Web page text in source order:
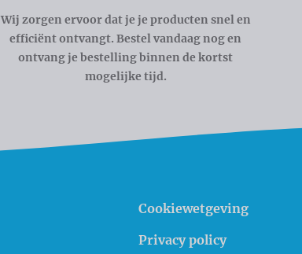
Wij zorgen ervoor dat je je producten snel en
efficiënt ontvangt. Bestel vandaag nog en
ontvang je bestelling binnen de kortst
mogelijke tijd.
Cookiewetgeving
Privacy policy